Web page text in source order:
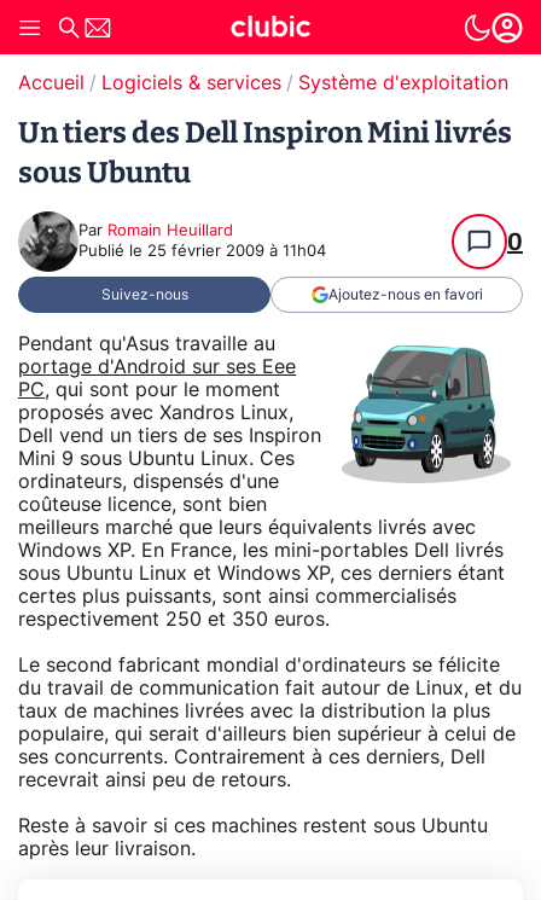
Accueil Logiciels & services Système d'exploitation
Un tiers des Dell Inspiron Mini livrés
sous Ubuntu
Par Romain Heuillard
Publié le 25 février 2009 à 11h04 0
Suivez-nous Ajoutez-nous en favori
Pendant qu'Asus travaille au
portage d'Android sur ses Eee
PC, qui sont pour le moment
proposés avec Xandros Linux,
Dell vend un tiers de ses Inspiron
Mini 9 sous Ubuntu Linux. Ces
ordinateurs, dispensés d'une
coûteuse licence, sont bien
meilleurs marché que leurs équivalents livrés avec
Windows XP. En France, les mini-portables Dell livrés
sous Ubuntu Linux et Windows XP, ces derniers étant
certes plus puissants, sont ainsi commercialisés
respectivement 250 et 350 euros.
Le second fabricant mondial d'ordinateurs se félicite
du travail de communication fait autour de Linux, et du
taux de machines livrées avec la distribution la plus
populaire, qui serait d'ailleurs bien supérieur à celui de
ses concurrents. Contrairement à ces derniers, Dell
recevrait ainsi peu de retours.
Reste à savoir si ces machines restent sous Ubuntu
après leur livraison.